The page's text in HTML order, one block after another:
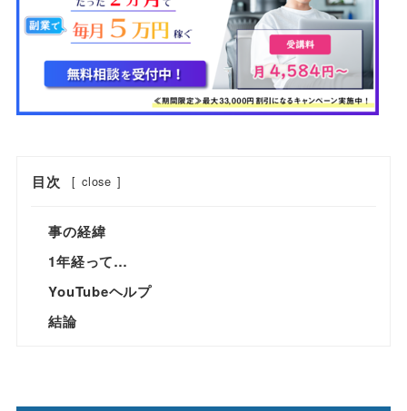
目次 [ close ]
事の経緯
1年経って…
YouTubeヘルプ
結論